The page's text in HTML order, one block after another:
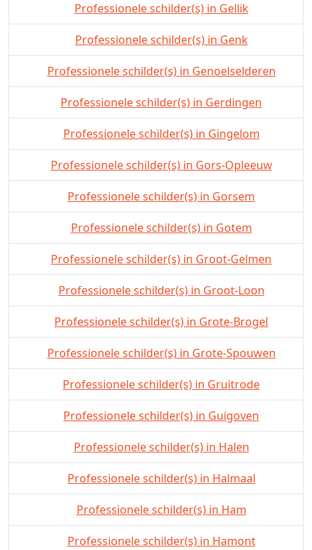
Professionele schilder(s) in Gellik
Professionele schilder(s) in Genk
Professionele schilder(s) in Genoelselderen
Professionele schilder(s) in Gerdingen
Professionele schilder(s) in Gingelom
Professionele schilder(s) in Gors-Opleeuw
Professionele schilder(s) in Gorsem
Professionele schilder(s) in Gotem
Professionele schilder(s) in Groot-Gelmen
Professionele schilder(s) in Groot-Loon
Professionele schilder(s) in Grote-Brogel
Professionele schilder(s) in Grote-Spouwen
Professionele schilder(s) in Gruitrode
Professionele schilder(s) in Guigoven
Professionele schilder(s) in Halen
Professionele schilder(s) in Halmaal
Professionele schilder(s) in Ham
Professionele schilder(s) in Hamont